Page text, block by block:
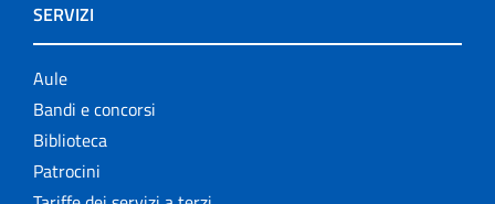
SERVIZI
Aule
Bandi e concorsi
Biblioteca
Patrocini